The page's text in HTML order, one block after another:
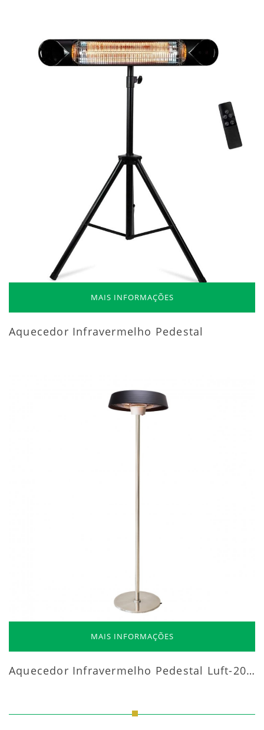
MAIS INFORMAÇÕES
Aquecedor Infravermelho Pedestal
MAIS INFORMAÇÕES
Aquecedor Infravermelho Pedestal Luft-20000